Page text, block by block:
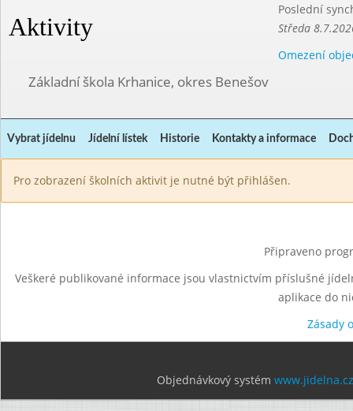
Aktivity
Poslední
Středa
Omezení
Základní škola Krhanice, okres Benešov
Vybrat jídelnu Jídelní lístek Historie Kontakty a informace
Pro zobrazení školních aktivit je nutné být přihlášen.
Připraveno
Veškeré publikované informace jsou vlastnictvím příslušné
aplikace do
Zásady
Objednávkový systém www.jidelna.cz